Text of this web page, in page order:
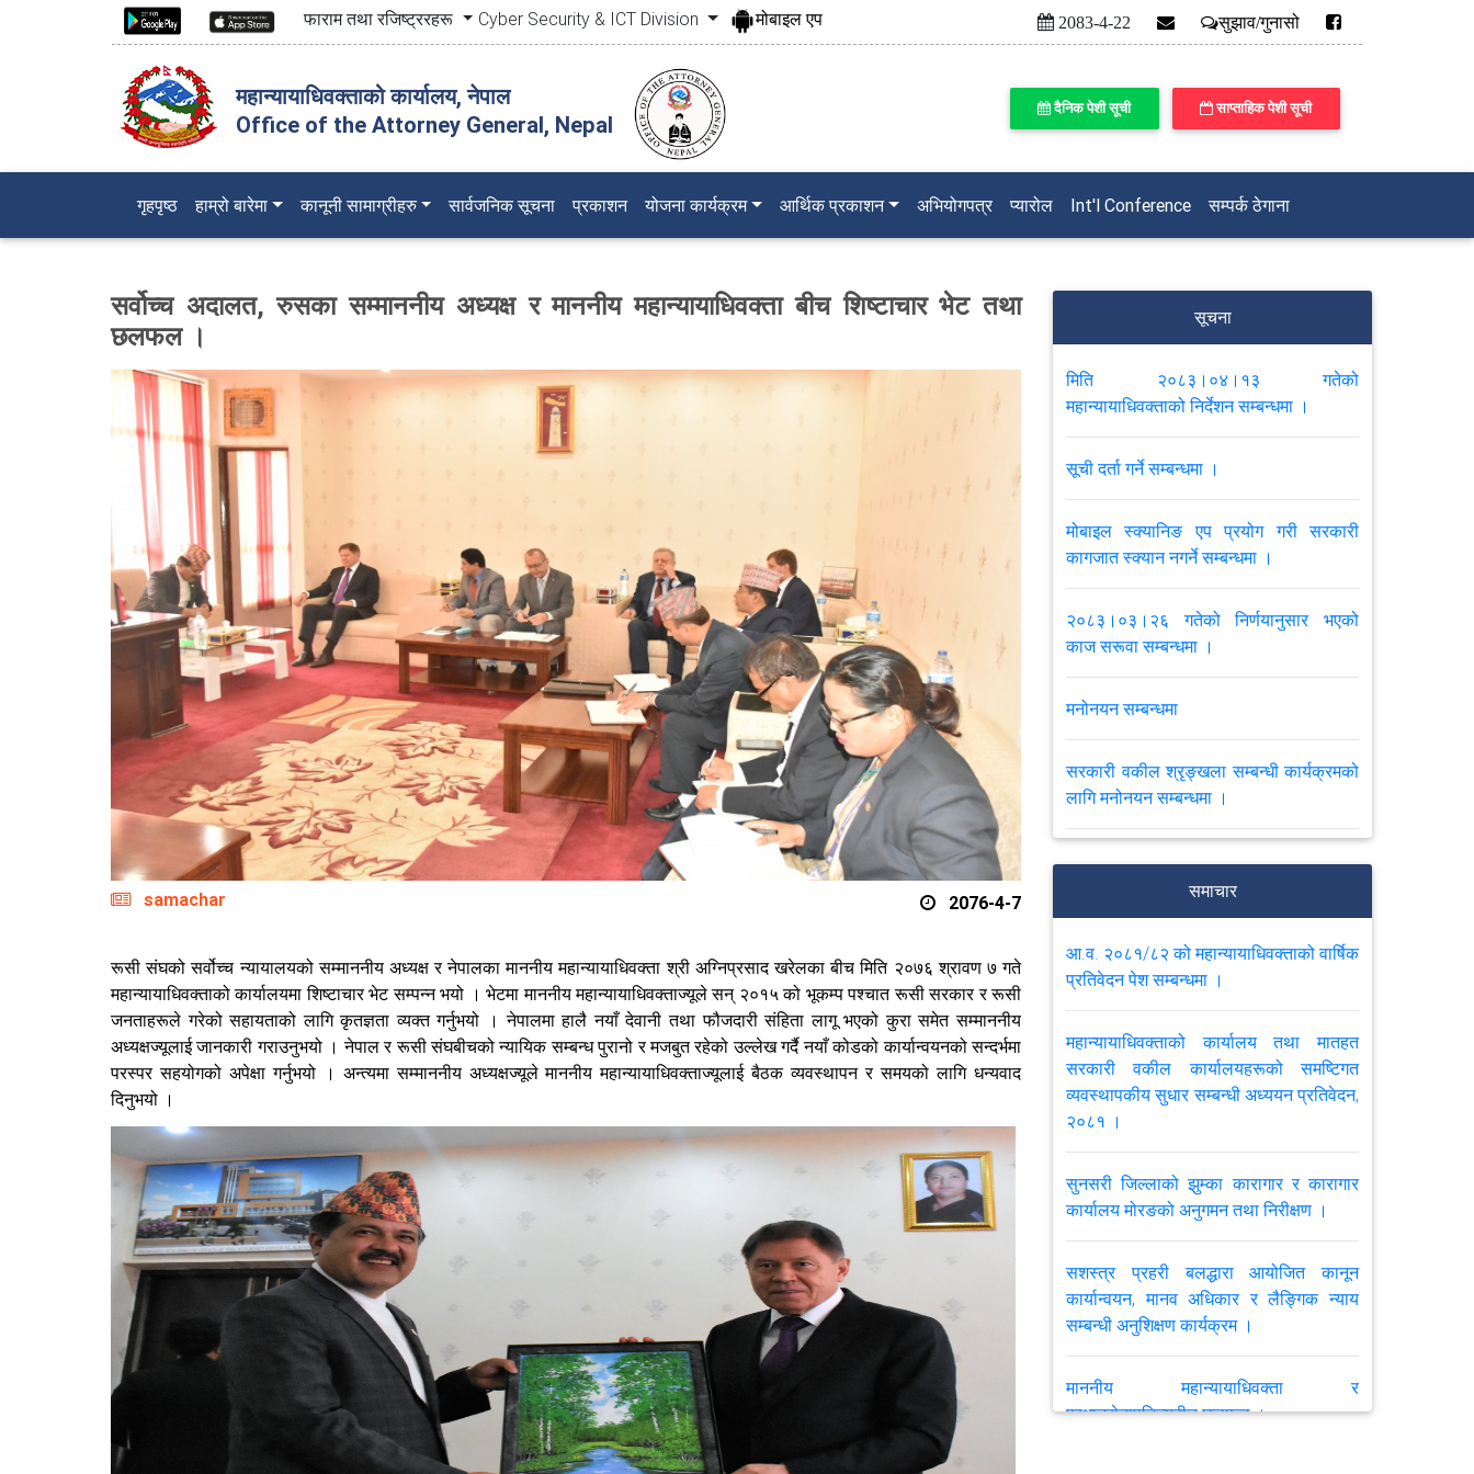
फाराम तथा रजिष्ट्ररहरू Cyber Security & ICT Division मोबाइल एप 2083-4-22 सुझाव/गुनासो
महान्यायाधिवक्ताको कार्यालय, नेपाल
Office of the Attorney General, Nepal
दैनिक पेशी सूची साप्ताहिक पेशी सूची
गृहपृष्ठ(current)
हाम्रो बारेमा कानूनी सामाग्रीहरु सार्वजनिक सूचना प्रकाशन योजना कार्यक्रम आर्थिक प्रकाशन अभियोगपत्र प्यारोल Int'l Conference सम्पर्क ठेगाना
सर्वोच्च अदालत, रुसका सम्माननीय अध्यक्ष र माननीय महान्यायाधिवक्ता बीच शिष्टाचार भेट तथा
छलफल ।
samachar 2076-4-7
रूसी संघको सर्वोच्च न्यायालयको सम्माननीय अध्यक्ष र नेपालका माननीय महान्यायाधिवक्ता श्री अग्निप्रसाद खरेलका बीच मिति २०७६ श्रावण ७ गते
महान्यायाधिवक्ताको कार्यालयमा शिष्टाचार भेट सम्पन्न भयो । भेटमा माननीय महान्यायाधिवक्ताज्यूले सन् २०१५ को भूकम्प पश्चात रूसी सरकार र रूसी
जनताहरूले गरेको सहायताको लागि कृतज्ञता व्यक्त गर्नुभयो । नेपालमा हालै नयाँ देवानी तथा फौजदारी संहिता लागू भएको कुरा समेत सम्माननीय
अध्यक्षज्यूलाई जानकारी गराउनुभयो । नेपाल र रूसी संघबीचको न्यायिक सम्बन्ध पुरानो र मजबुत रहेको उल्लेख गर्दै नयाँ कोडको कार्यान्वयनको सन्दर्भमा
परस्पर सहयोगको अपेक्षा गर्नुभयो । अन्त्यमा सम्माननीय अध्यक्षज्यूले माननीय महान्यायाधिवक्ताज्यूलाई बैठक व्यवस्थापन र समयको लागि धन्यवाद
दिनुभयो ।
सूचना
मिति २०८३।०४।१३ गतेको
महान्यायाधिवक्ताको निर्देशन सम्बन्धमा ।
सूची दर्ता गर्ने सम्बन्धमा ।
मोबाइल स्क्यानिङ एप प्रयोग गरी सरकारी
कागजात स्क्यान नगर्ने सम्बन्धमा ।
२०८३।०३।२६ गतेको निर्णयानुसार भएको
काज सरूवा सम्बन्धमा ।
मनोनयन सम्बन्धमा
सरकारी वकील श्रृङ्खला सम्बन्धी कार्यक्रमको
लागि मनोनयन सम्बन्धमा ।
पुनरावेदन सम्बन्धी कारवाही समयमै सम्पन्न गर्ने
मिति २०८३।०२।२३ र २४ गते कोशी प्रदेशको
विराटनगरमा आयोजना हुने सरकारी
चौथो पंचवर्षीय रणनीतिक योजनाका प्रस्तावित
क्रियाकलाप कार्यक्रम सम्बन्धी मनोनयन
सम्बन्धमा ।
प्रदेशको सुर्खेतमा आयोजना हुने सरकारी
वकीलहरूको प्रादेशिक कार्यशाला, २०८३ र
चौथो पंचवर्षीय रणनीतिक योजनाका प्रस्तावित
क्रियाकलाप कार्यक्रम सम्बन्धी मनोनयन
सम्बन्धमा ।
मिति २०८३।०२।१६ र १७ गते लुम्बिनी
प्रदेशको बुटबलमा आयोजना हुने सरकारी
वकीलहरूको प्रादेशिक कार्यशाला, २०८३ र
चौथो पंचवर्षीय रणनीतिक योजनाका प्रस्तावित
समाचार
आ.व. २०८१/८२ को महान्यायाधिवक्ताको वार्षिक
प्रतिवेदन पेश सम्बन्धमा ।
महान्यायाधिवक्ताको कार्यालय तथा मातहत
सरकारी वकील कार्यालयहरूको समष्टिगत
व्यवस्थापकीय सुधार सम्बन्धी अध्ययन प्रतिवेदन,
२०८१ ।
सुनसरी जिल्लाको झुम्का कारागार र कारागार
कार्यालय मोरङको अनुगमन तथा निरीक्षण ।
सशस्त्र प्रहरी बलद्धारा आयोजित कानून
कार्यान्वयन, मानव अधिकार र लैङ्गिक न्याय
सम्बन्धी अनुशिक्षण कार्यक्रम ।
माननीय महान्यायाधिवक्ता र
प्रधानसेनापतिज्यूबीच छलफल ।